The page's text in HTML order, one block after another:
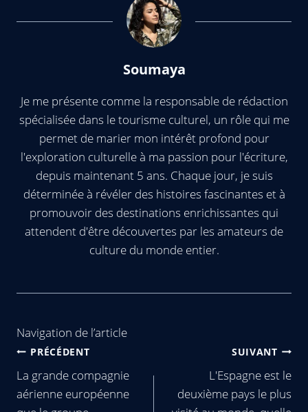
Soumaya
Je me présente comme la responsable de rédaction
spécialisée dans le tourisme culturel, un rôle qui me
permet de marier mon intérêt profond pour
l'exploration culturelle à ma passion pour l'écriture,
depuis maintenant 5 ans. Chaque jour, je suis
déterminée à révéler des histoires fascinantes et à
promouvoir des destinations enrichissantes qui
attendent d'être découvertes par les amateurs de
culture du monde entier.
Navigation de l’article
PRÉCÉDENT
La grande compagnie
aérienne européenne
SUIVANT
L'Espagne est le
deuxième pays le plus